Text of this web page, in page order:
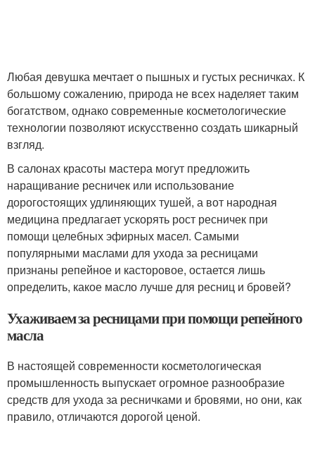
Любая девушка мечтает о пышных и густых ресничках. К
большому сожалению, природа не всех наделяет таким
богатством, однако современные косметологические
технологии позволяют искусственно создать шикарный
взгляд.
В салонах красоты мастера могут предложить
наращивание ресничек или использование
дорогостоящих удлиняющих тушей, а вот народная
медицина предлагает ускорять рост ресничек при
помощи целебных эфирных масел. Самыми
популярными маслами для ухода за ресницами
признаны репейное и касторовое, остается лишь
определить, какое масло лучше для ресниц и бровей?
Ухаживаем за ресницами при помощи репейного
масла
В настоящей современности косметологическая
промышленность выпускает огромное разнообразие
средств для ухода за ресничками и бровями, но они, как
правило, отличаются дорогой ценой.